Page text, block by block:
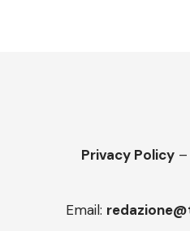
Privacy Policy –
Email: